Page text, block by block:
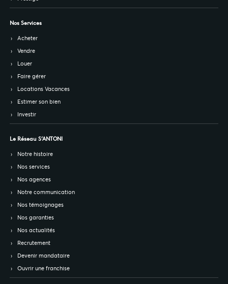
Nos Services
Acheter
Vendre
Louer
Faire gérer
Locations Vacances
Estimer son bien
Investir
Le Réseau S’ANTONI
Notre histoire
Nos services
Nos agences
Notre communication
Nos témoignages
Nos garanties
Nos actualités
Recrutement
Devenir mandataire
Ouvrir une franchise